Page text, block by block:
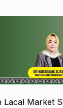
Lacal Market